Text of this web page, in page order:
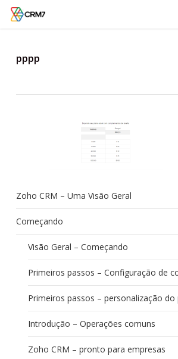
Skip
pppp
Zoho CRM – Uma Visão Geral
Começando
Visão Geral – Começando
Primeiros passos – Configuração de
Primeiros passos – personalização
Introdução – Operações comuns
Zoho CRM – pronto para empresas